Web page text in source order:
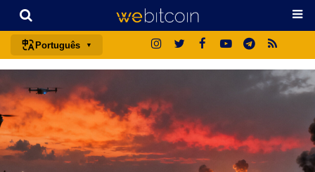
Português
english
español
français
italiano